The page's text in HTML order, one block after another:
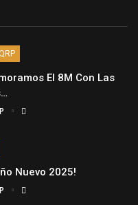
El 8M Con Las
Nuevo 2025!